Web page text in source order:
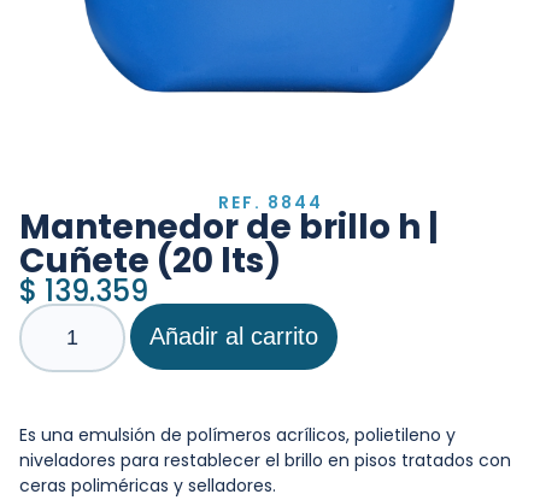
REF. 8844
Mantenedor de brillo h |
Cuñete (20 lts)
$ 139.359
Añadir al carrito
Es una emulsión de polímeros acrílicos, polietileno y
niveladores para restablecer el brillo en pisos tratados con
ceras poliméricas y selladores.